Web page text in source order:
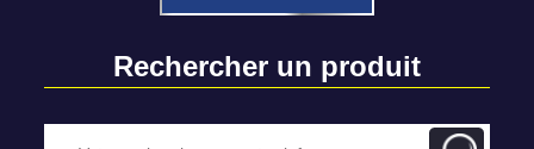
Rechercher un produit